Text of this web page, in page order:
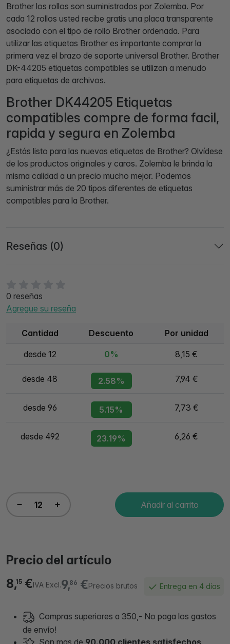
0 reseñas
Agregue su reseña
Cantidad Descuento Por unidad
desde 12 0% 8,15 €
desde 48 2.58% 7,94 €
desde 96 5.15% 7,73 €
desde 492 23.19% 6,26 €
Añadir al carrito
Precio del artículo
9,86 €Precios brutos
8,15 €IVA Excl. Entrega en 4 días
Compras superiores a 350,- No paga los gastos
de envío!
Son mas de 90.000 clientes satisfechos
Brother los rollos son suministrados por Zolemba. Por
cada 12 rollos usted recibe gratis una placa transparente
asociado con el tipo de rollo Brother ordenada. Para
utilizar las etiquetas Brother es importante comprar la
primera vez el brazo de soporte universal Brother. Brother
DK-44205 etiquetas compatibles se utilizan a menudo
para etiquetas de archivos.
Brother DK44205 Etiquetas
compatibles compre de forma facil,
rapida y segura en Zolemba
¿Estás listo para las nuevas etiquetas de Brother? Olvídese
de los productos originales y caros. Zolemba le brinda la
misma calidad a un precio mucho mejor. Podemos
suministrar más de 20 tipos diferentes de etiquetas
compatibles para la Brother.
Reseñas (0)